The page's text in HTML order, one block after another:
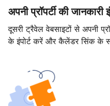
अपनी प्रॉपर्टी की जानकारी
दूसरी ट्रैवेल वेबसाइटों से अपनी
के इंपोर्ट करें और कैलेंडर सिंक के